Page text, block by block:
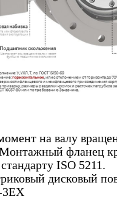
на валу
фланец
ISO 5211.
дисковый